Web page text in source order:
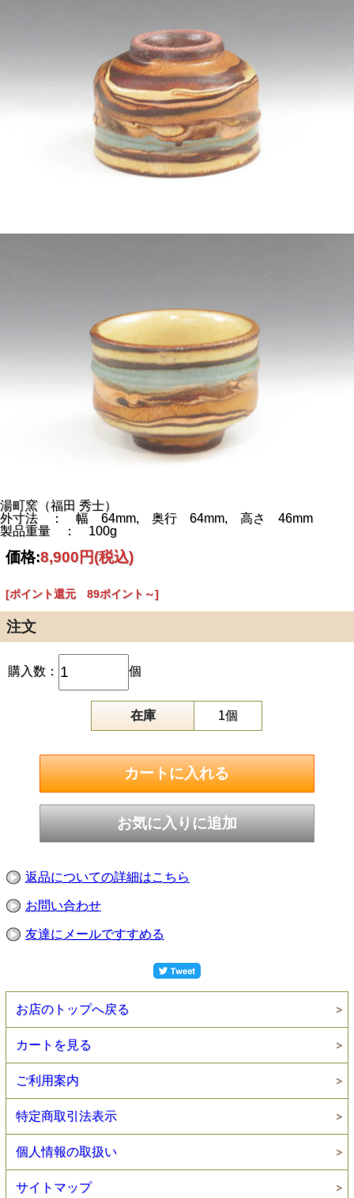
湯町窯（福田 秀士）
外寸法 ： 幅 64mm, 奥行 64mm, 高さ 46mm
製品重量 ： 100g
価格:8,900円(税込)
[ポイント還元 89ポイント～]
注文
購入数： 個
在庫 1個
返品についての詳細はこちら
お問い合わせ
友達にメールですすめる
お店のトップへ戻る
カートを見る
ご利用案内
特定商取引法表示
個人情報の取扱い
サイトマップ